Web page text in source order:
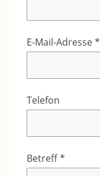
E-Mail-Adresse *
Telefon
Betreff *